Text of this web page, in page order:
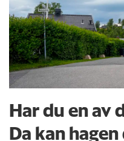
Har du en av
Da kan